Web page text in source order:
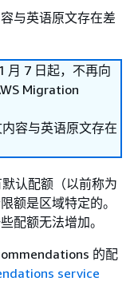
与英语原文存在差
月 7 日起，不再向
Migration
容与英语原文存在
认配额（以前称为
额是区域特定的。
配额无法增加。
的配
service